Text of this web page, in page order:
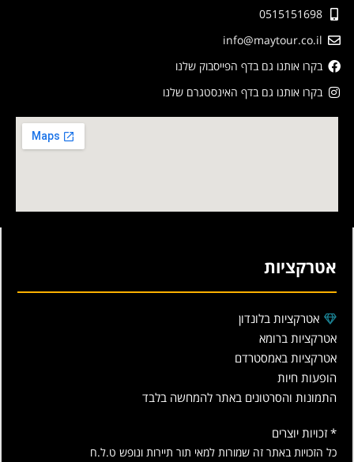
0515151698
info@maytour.co.il
בקרו אותנו גם בדף הפייסבוק שלנו
בקרו אותנו גם בדף האינסטגרם שלנו
אטרקציות
אטרקציות בלונדון
אטרקציות ברומא
אטרקציות באמסטרדם
הופעות חיות
התמונות והסרטונים באתר להמחשה בלבד
* זכויות יוצרים
כל הזכויות באתר זה שמורות למאי תור תיירות ונופש ט.ל.ח